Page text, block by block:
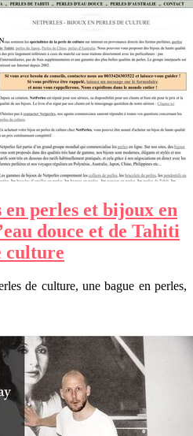
perles et bijoux en
douce et de Tahiti
culture
de culture, une bague en perles,